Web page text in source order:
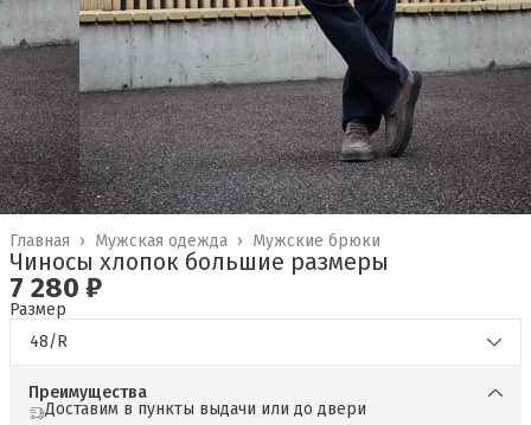
Мужские брюки
Мужская одежда ›
Главная ›
Чиносы хлопок большие размеры
7 280 ₽
Размер
48/R
Преимущества
Доставим в пункты выдачи или до двери